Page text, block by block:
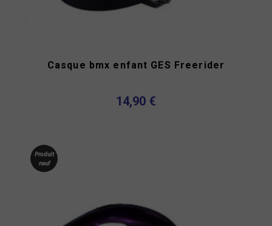
Casque bmx enfant GES Freerider
14,90 €
Produit
neuf